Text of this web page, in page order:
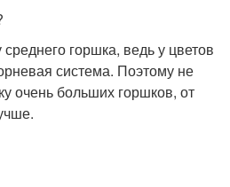
горшка, ведь у цветов
система. Поэтому не
очень больших горшков, от